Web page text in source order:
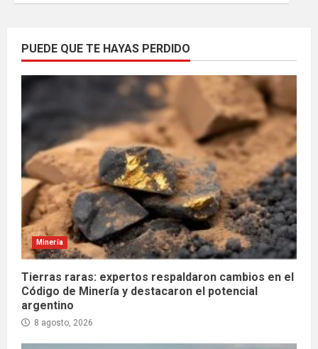
PUEDE QUE TE HAYAS PERDIDO
Minería
Tierras raras: expertos respaldaron cambios en el
Código de Minería y destacaron el potencial
argentino
8 agosto, 2026